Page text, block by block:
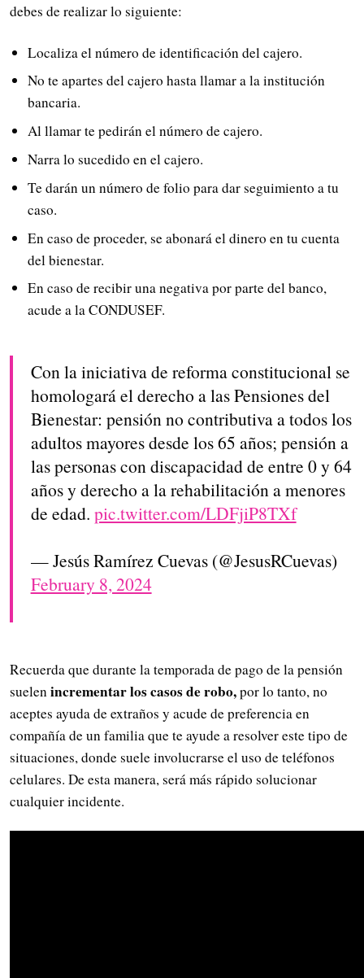
debes de realizar lo siguiente:
Localiza el número de identificación del cajero.
No te apartes del cajero hasta llamar a la institución
bancaria.
Al llamar te pedirán el número de cajero.
Narra lo sucedido en el cajero.
Te darán un número de folio para dar seguimiento a tu
caso.
En caso de proceder, se abonará el dinero en tu cuenta
del bienestar.
En caso de recibir una negativa por parte del banco,
acude a la CONDUSEF.
Con la iniciativa de reforma constitucional se
homologará el derecho a las Pensiones del
Bienestar: pensión no contributiva a todos los
adultos mayores desde los 65 años; pensión a
las personas con discapacidad de entre 0 y 64
años y derecho a la rehabilitación a menores
de edad. pic.twitter.com/LDFjiP8TXf
— Jesús Ramírez Cuevas (@JesusRCuevas)
February 8, 2024
Recuerda que durante la temporada de pago de la pensión
suelen incrementar los casos de robo,por lo tanto, no
aceptes ayuda de extraños y acude de preferencia en
compañía de un familia que te ayude a resolver este tipo de
situaciones, donde suele involucrarse el uso de teléfonos
celulares. De esta manera, será más rápido solucionar
cualquier incidente.